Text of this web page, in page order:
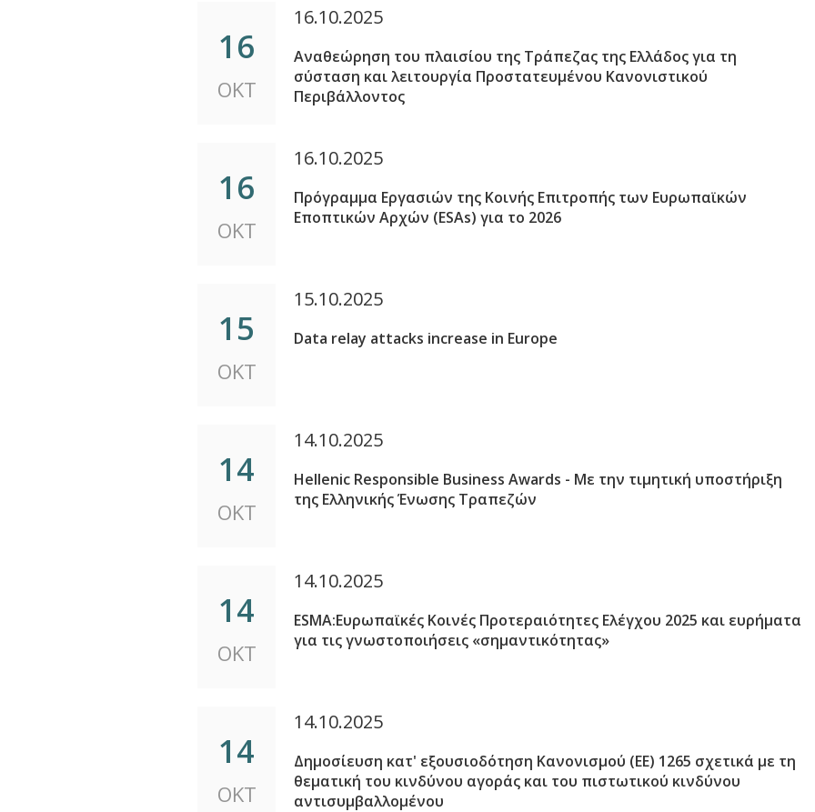
16
ΟΚΤ
16.10.2025
Αναθεώρηση του πλαισίου της Τράπεζας της Ελλάδος για τη
σύσταση και λειτουργία Προστατευμένου Κανονιστικού
Περιβάλλοντος
16
ΟΚΤ
16.10.2025
Πρόγραμμα Εργασιών της Κοινής Επιτροπής των Ευρωπαϊκών
Εποπτικών Αρχών (ESAs) για το 2026
15
ΟΚΤ
15.10.2025
Data relay attacks increase in Europe
14
ΟΚΤ
14.10.2025
Hellenic Responsible Business Awards - Με την τιμητική υποστήριξη
της Ελληνικής Ένωσης Τραπεζών
14
ΟΚΤ
14.10.2025
ESMA:Ευρωπαϊκές Κοινές Προτεραιότητες Ελέγχου 2025 και ευρήματα
για τις γνωστοποιήσεις «σημαντικότητας»
14
ΟΚΤ
14.10.2025
Δημοσίευση κατ' εξουσιοδότηση Κανονισμού (ΕΕ) 1265 σχετικά με τη
θεματική του κινδύνου αγοράς και του πιστωτικού κινδύνου
αντισυμβαλλομένου